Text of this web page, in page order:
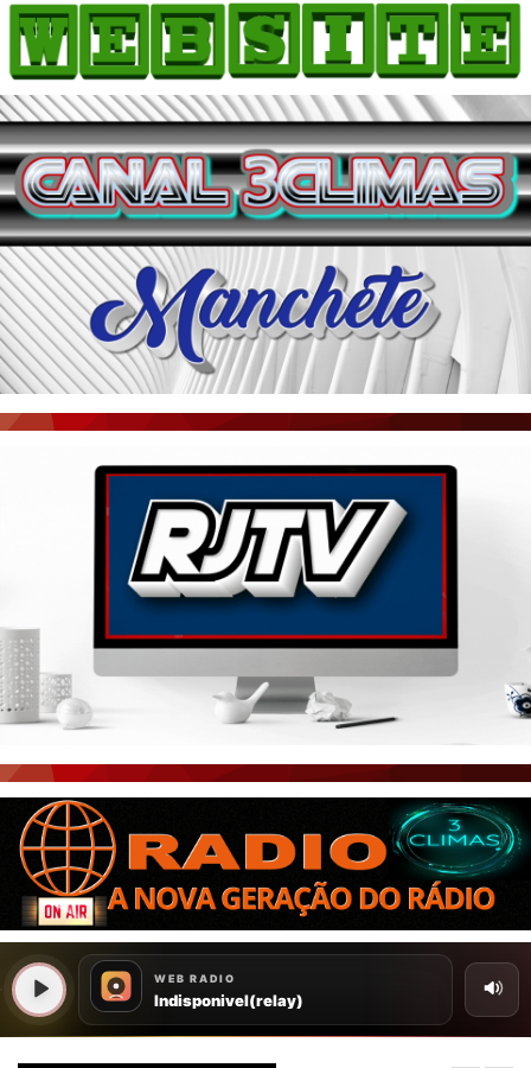
HOME
COMO ANUNCIAR
JORNAIS DO BRASIL
PODCAST/NOTÍCIAS
AS NOTÍCIAS DO DIA
ACONTECEU...VIROU MANCHETE!
BLOGS & COLUNAS
AGÊNCIA DE NOTÍCIAS
CNN BRASIL
PORTAL CEARÁ
ÚLTIMAS POSTAGENS
BOAS NOTÍCIAS...VIRAM MANCHETE!
CEARÁ BRASIL NOTÍCIAS
CEARÁ BRASIL MUNDO 1
BRASIL DE FATO
NOTÍCIAS GERAIS
CONECTE-SE
REGISTO